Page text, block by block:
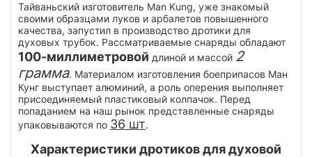
Тайваньский изготовитель Man Kung, уже знакомый
своими образцами луков и арбалетов повышенного
качества, запустил в производство дротики для
духовых трубок. Рассматриваемые снаряды обладают
100-миллиметровой длиной и массой 2
грамма. Материалом изготовления боеприпасов Ман
Кунг выступает алюминий, а роль оперения выполняет
присоединяемый пластиковый колпачок. Перед
попаданием на наш рынок представленные снаряды
упаковываются по 36 шт.
Характеристики дротиков для духовой